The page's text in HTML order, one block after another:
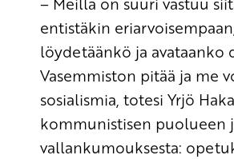
entistäkin
löydetäänkö ja avataanko
Vasemmiston pitää ja me
sosialismia, totesi Yrjö
kommunistisen puolueen
vallankumouksesta: